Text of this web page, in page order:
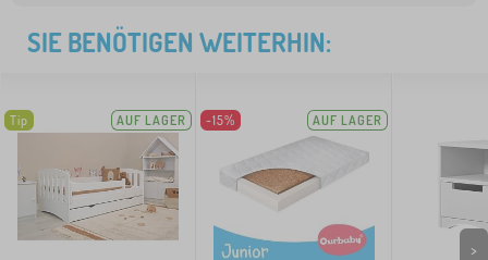
SIE BENÖTIGEN WEITERHIN:
Tip AUF LAGER -15% AUF LAGER
>